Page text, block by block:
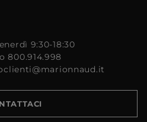
9:30-18:30
800.914.998